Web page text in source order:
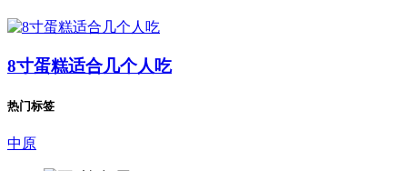
8寸蛋糕适合几个人吃
热门标签
中原